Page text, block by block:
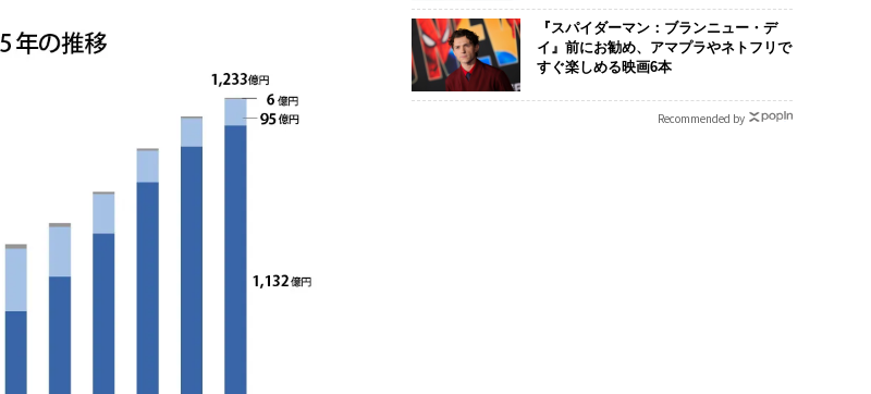
『スパイダーマン：ブランニュー・デ
イ』前にお勧め、アマプラやネトフリで
すぐ楽しめる映画6本
Recommended by